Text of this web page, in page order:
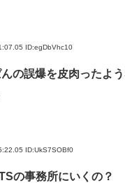
ID:egDbVhc10
の誤爆を皮肉ったよ
ID:UkS7SOBf0
の事務所にいくの？